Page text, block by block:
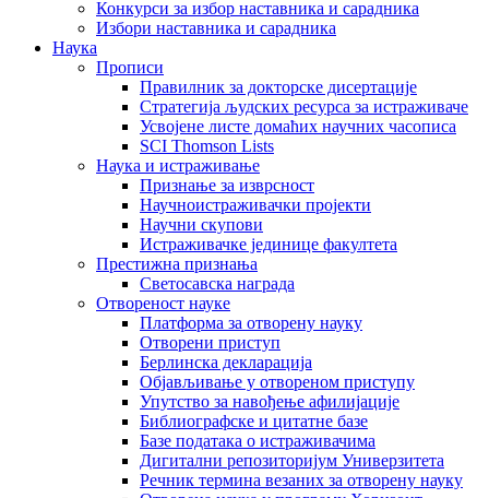
Конкурси за избор наставника и сарадника
Избори наставника и сарадника
Наука
Прописи
Правилник за докторске дисертације
Стратегија људских ресурса за истраживаче
Усвојене листе домаћих научних часописа
SCI Thomson Lists
Наука и истраживање
Признање за изврсност
Научноистраживачки пројекти
Научни скупови
Истраживачке јединице факултета
Престижна признања
Светосавска награда
Отвореност науке
Платформа за отворену науку
Отворени приступ
Берлинска декларација
Објављивање у отвореном приступу
Упутство за навођење афилијације
Библиографске и цитатне базе
Базе података о истраживачима
Дигитални репозиторијум Универзитета
Рeчник термина везаних за отворену науку